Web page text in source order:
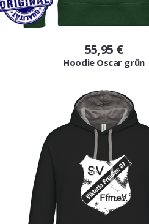
55,95 €
Hoodie Oscar grün